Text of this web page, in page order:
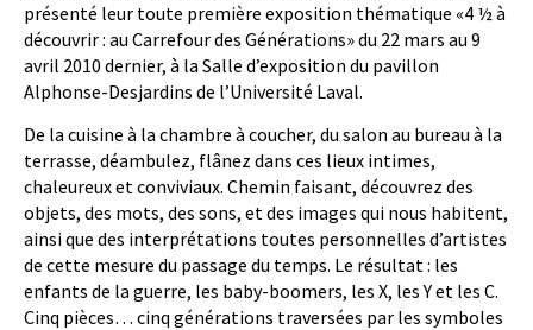
présenté leur toute première exposition thématique «4 ½ à
découvrir : au Carrefour des Générations» du 22 mars au 9
avril 2010 dernier, à la Salle d’exposition du pavillon
Alphonse-Desjardins de l’Université Laval.
De la cuisine à la chambre à coucher, du salon au bureau à la
terrasse, déambulez, flânez dans ces lieux intimes,
chaleureux et conviviaux. Chemin faisant, découvrez des
objets, des mots, des sons, et des images qui nous habitent,
ainsi que des interprétations toutes personnelles d’artistes
de cette mesure du passage du temps. Le résultat : les
enfants de la guerre, les baby-boomers, les X, les Y et les C.
Cinq pièces… cinq générations traversées par les symboles